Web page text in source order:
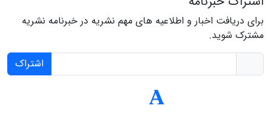
برای دریافت اخبار و اطلاعیه های مهم نشریه در خبرنامه نشریه
مشترک شوید.
اشتراک